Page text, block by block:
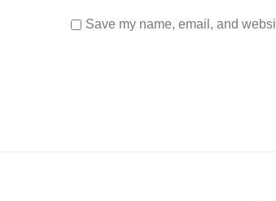
Save my name, email, and